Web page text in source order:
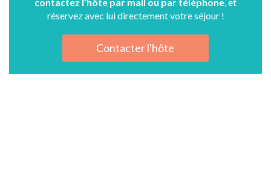
réservez avec lui directement votre séjour !
Contacter l'hôte